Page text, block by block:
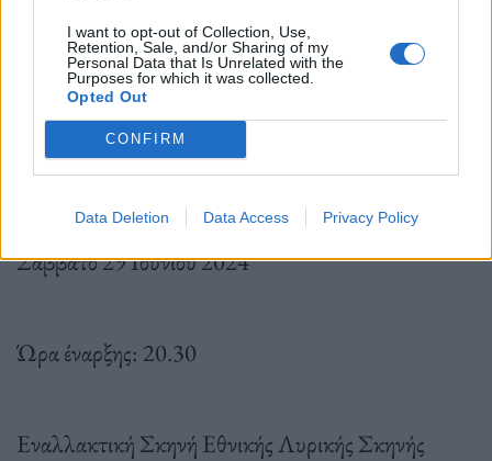
I want to opt-out of Collection, Use,
Retention, Sale, and/or Sharing of my
Personal Data that Is Unrelated with the
Purposes for which it was collected.
Opted Out
CONFIRM
Data Deletion Data Access Privacy Policy
➪ Info
Μιχάλης & Παντελής Καλογεράκης | Τα
παραμύθια της Μελπομένης
Σάββατο 29 Ιουνίου 2024
Ώρα έναρξης: 20.30
Εναλλακτική Σκηνή Εθνικής Λυρικής Σκηνής